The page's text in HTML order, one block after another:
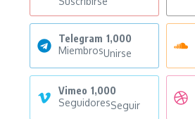
Telegram 1,000
MiembrosUnirse
Vimeo 1,000
SeguidoresSeguir